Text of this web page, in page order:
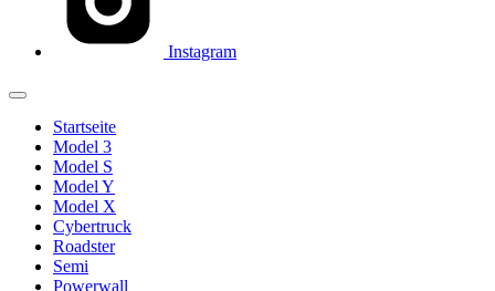
Instagram
Startseite
Model 3
Model S
Model Y
Model X
Cybertruck
Roadster
Semi
Powerwall